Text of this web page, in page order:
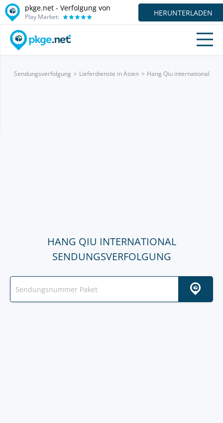
pkge.net - Verfolgung von
Play Market: HERUNTERLADEN
Sendungsverfolgung Lieferdienste in Asien Hang Qiu international
HANG QIU INTERNATIONAL
SENDUNGSVERFOLGUNG